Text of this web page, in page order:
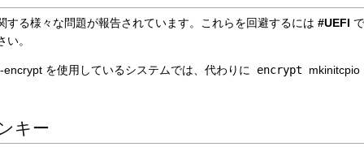
する様々な問題が報告されています。これらを回避するには #UEFI
。
を使用しているシステムでは、代わりに encrypt mkinitcpio
キー